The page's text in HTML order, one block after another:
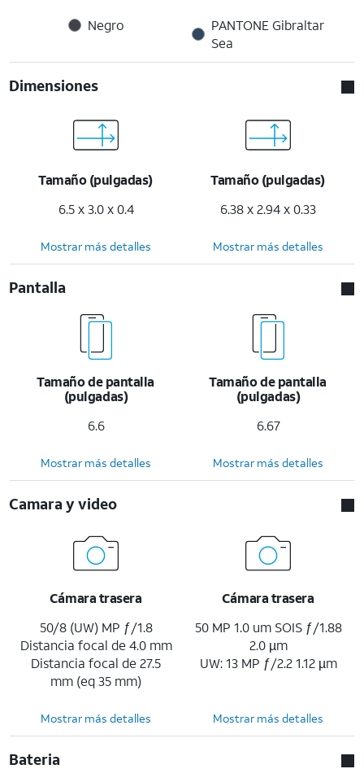
Negro
PANTONE Gibraltar
Sea
Dimensiones
Tamaño (pulgadas)
6.5 x 3.0 x 0.4
Tamaño (pulgadas)
6.38 x 2.94 x 0.33
Mostrar más detalles Mostrar más detalles
Pantalla
Tamaño de pantalla
(pulgadas)
6.6
Tamaño de pantalla
(pulgadas)
6.67
Mostrar más detalles Mostrar más detalles
Camara y video
Cámara trasera
50/8 (UW) MP ƒ/1.8
Distancia focal de 4.0 mm
Distancia focal de 27.5
mm (eq 35 mm)
Cámara trasera
50 MP 1.0 um SOIS ƒ/1.88
2.0 µm
UW: 13 MP ƒ/2.2 1.12 µm
Mostrar más detalles Mostrar más detalles
Bateria